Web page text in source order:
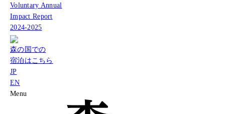
Voluntary Annual
Impact Report
2024-2025
森の国での
宿泊はこちら
JP
EN
Menu